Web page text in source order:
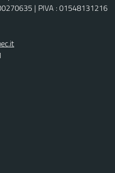
| PIVA : 01548131216